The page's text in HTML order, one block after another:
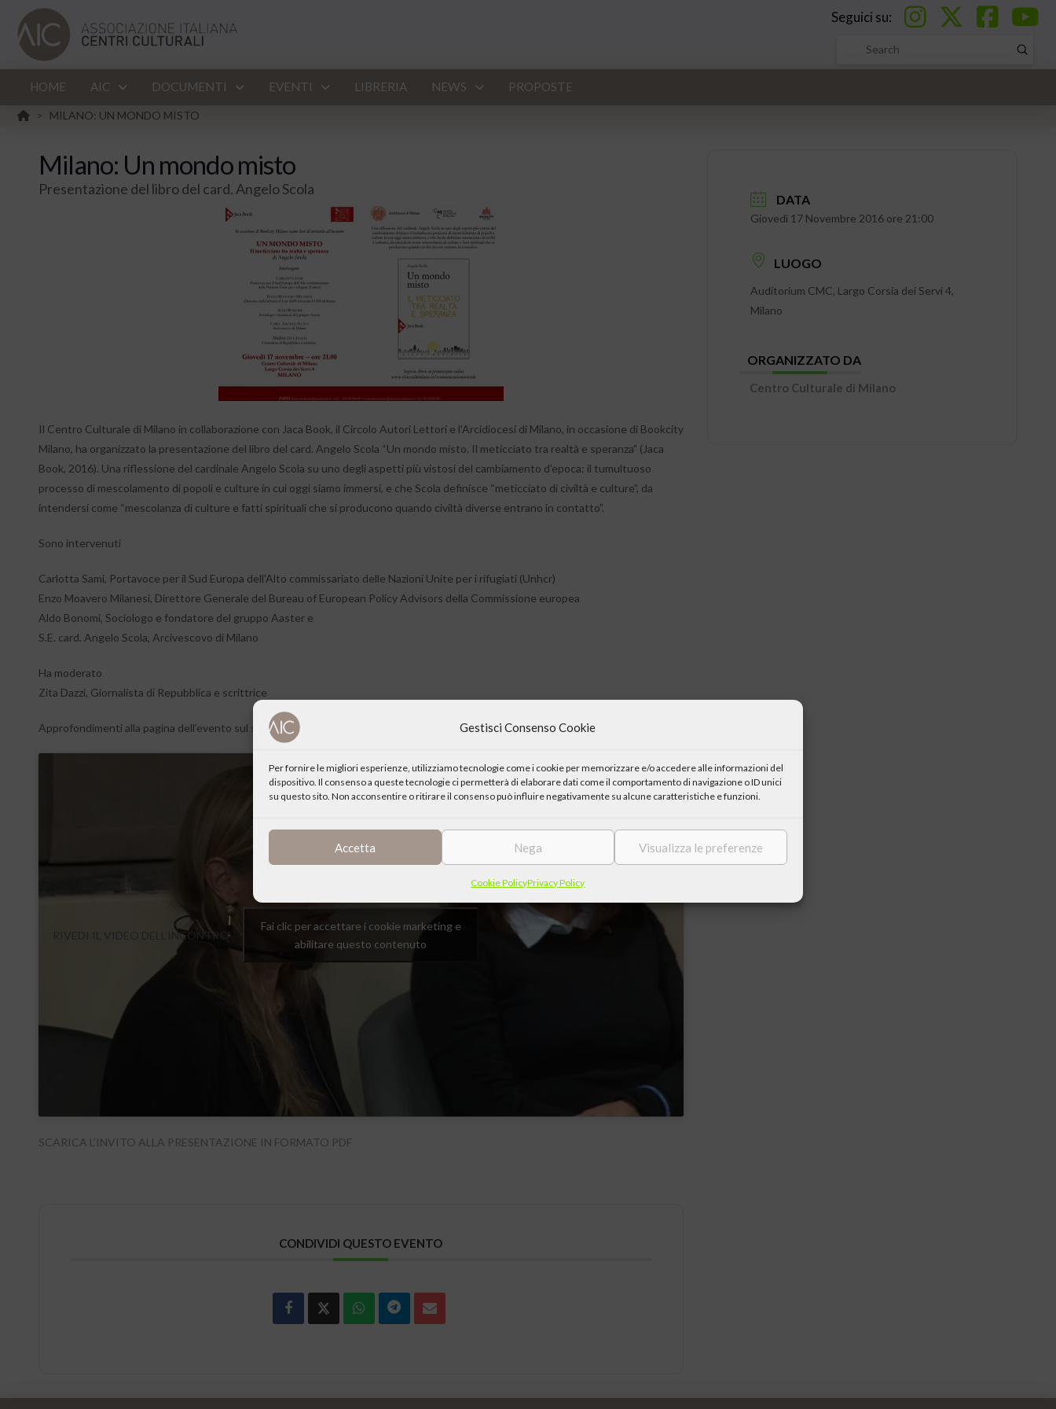
Gestisci Consenso Cookie
Per fornire le migliori esperienze, utilizziamo tecnologie come i cookie per memorizzare e/o accedere alle informazioni del
dispositivo. Il consenso a queste tecnologie ci permetterà di elaborare dati come il comportamento di navigazione o ID unici
su questo sito. Non acconsentire o ritirare il consenso può influire negativamente su alcune caratteristiche e funzioni.
Accetta Nega Visualizza le preferenze
Cookie PolicyPrivacy Policy
Seguici su:
Search
Submit
HOME AIC DOCUMENTI EVENTI LIBRERIA NEWS PROPOSTE
HOME
> MILANO: UN MONDO MISTO
Milano: Un mondo misto
Presentazione del libro del card. Angelo Scola
Il Centro Culturale di Milano in collaborazione con Jaca Book, il Circolo Autori Lettori e l’Arcidiocesi di Milano, in occasione di Bookcity
Milano, ha organizzato la presentazione del libro del card. Angelo Scola “Un mondo misto. Il meticciato tra realtà e speranza” (Jaca
Book, 2016). Una riflessione del cardinale Angelo Scola su uno degli aspetti più vistosi del cambiamento d’epoca: il tumultuoso
processo di mescolamento di popoli e culture in cui oggi siamo immersi, e che Scola definisce “meticciato di civiltà e culture”, da
intendersi come “mescolanza di culture e fatti spirituali che si producono quando civiltà diverse entrano in contatto”.
Sono intervenuti
Carlotta Sami, Portavoce per il Sud Europa dell’Alto commissariato delle Nazioni Unite per i rifugiati (Unhcr)
Enzo Moavero Milanesi, Direttore Generale del Bureau of European Policy Advisors della Commissione europea
Aldo Bonomi, Sociologo e fondatore del gruppo Aaster e
S.E. card. Angelo Scola, Arcivescovo di Milano
Ha moderato
Zita Dazzi, Giornalista di Repubblica e scrittrice
Approfondimenti alla pagina dell’evento sul sito del Centro Culturale di Milano
RIVEDI IL VIDEO DELL’INCONTRO
Fai clic per accettare i cookie marketing e
abilitare questo contenuto
SCARICA L’INVITO ALLA PRESENTAZIONE IN FORMATO PDF
CONDIVIDI QUESTO EVENTO
DATA
Giovedì 17 Novembre 2016 ore 21:00
LUOGO
Auditorium CMC, Largo Corsia dei Servi 4,
Milano
ORGANIZZATO DA
Centro Culturale di Milano